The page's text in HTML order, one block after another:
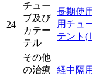
24
チュー
ブ及び
カテー
テル
長期使
用チュ
テント
その他
の治療
経中隔